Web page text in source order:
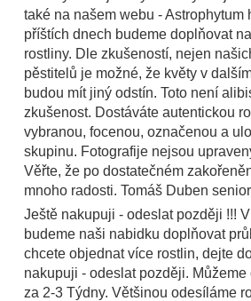
také na našem webu - Astrophytum
příštích dnech budeme doplňovat
rostliny. Dle zkušeností, nejen
pěstitelů je možné, že květy v
budou mít jiný odstín. Toto není
zkušenost. Dostáváte autentickou
vybranou, focenou, označenou a
skupinu. Fotografije nejsou
Věřte, že po dostatečném
mnoho radosti. Tomáš Duben
Ještě nakupuji - odeslat později !!!
budeme naši nabidku doplňovat
chcete objednat více rostlin, dejte
nakupuji - odeslat později.
za 2-3 Týdny. Většinou odesíláme